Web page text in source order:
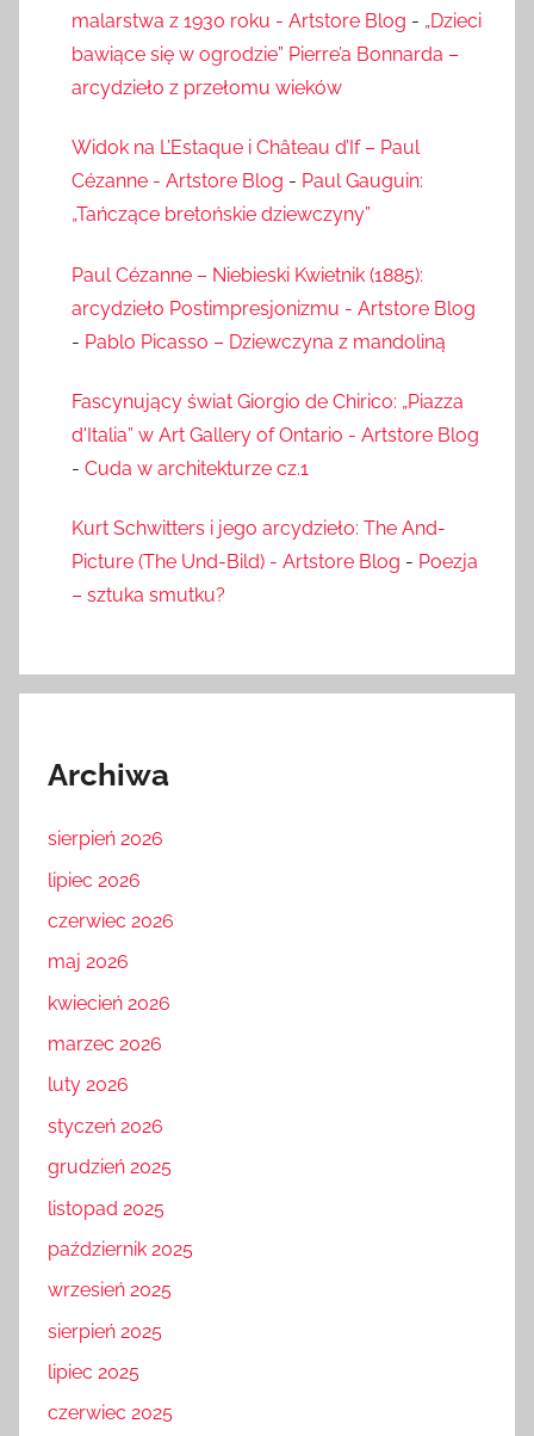
malarstwa z 1930 roku - Artstore Blog - „Dzieci
bawiące się w ogrodzie” Pierre’a Bonnarda –
arcydzieło z przełomu wieków
Widok na L’Estaque i Château d’If – Paul
Cézanne - Artstore Blog - Paul Gauguin:
„Tańczące bretońskie dziewczyny”
Paul Cézanne – Niebieski Kwietnik (1885):
arcydzieło Postimpresjonizmu - Artstore Blog
- Pablo Picasso – Dziewczyna z mandoliną
Fascynujący świat Giorgio de Chirico: „Piazza
d'Italia” w Art Gallery of Ontario - Artstore Blog
- Cuda w architekturze cz.1
Kurt Schwitters i jego arcydzieło: The And-
Picture (The Und-Bild) - Artstore Blog - Poezja
– sztuka smutku?
Archiwa
sierpień 2026
lipiec 2026
czerwiec 2026
maj 2026
kwiecień 2026
marzec 2026
luty 2026
styczeń 2026
grudzień 2025
listopad 2025
październik 2025
wrzesień 2025
sierpień 2025
lipiec 2025
czerwiec 2025